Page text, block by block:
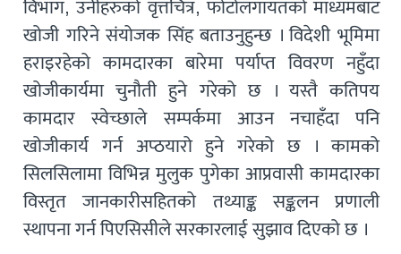
विभाग, उनीहरुको वृत्तचित्र, फोटोलगायतको माध्यमबाट
खोजी गरिने संयोजक सिंह बताउनुहुन्छ । विदेशी भूमिमा
हराइरहेको कामदारका बारेमा पर्याप्त विवरण नहुँदा
खोजीकार्यमा चुनौती हुने गरेको छ । यस्तै कतिपय
कामदार स्वेच्छाले सम्पर्कमा आउन नचाहँदा पनि
खोजीकार्य गर्न अप्ठयारो हुने गरेको छ । कामको
सिलसिलामा विभिन्न मुलुक पुगेका आप्रवासी कामदारका
विस्तृत जानकारीसहितको तथ्याङ्क सङ्कलन प्रणाली
स्थापना गर्न पिएसिसीले सरकारलाई सुझाव दिएको छ ।